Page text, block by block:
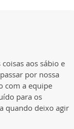
aos sábio e
por nossa
com a equipe
para os
quando deixo agir